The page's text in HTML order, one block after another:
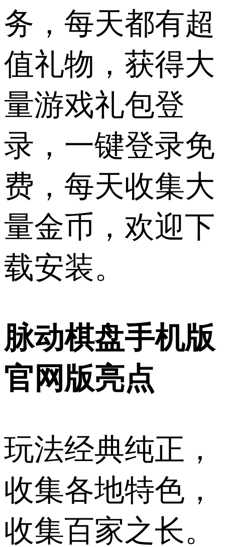
务，每天都有超
值礼物，获得大
量游戏礼包登
录，一键登录免
费，每天收集大
量金币，欢迎下
载安装。
脉动棋盘手机版
官网版亮点
玩法经典纯正，
收集各地特色，
收集百家之长。